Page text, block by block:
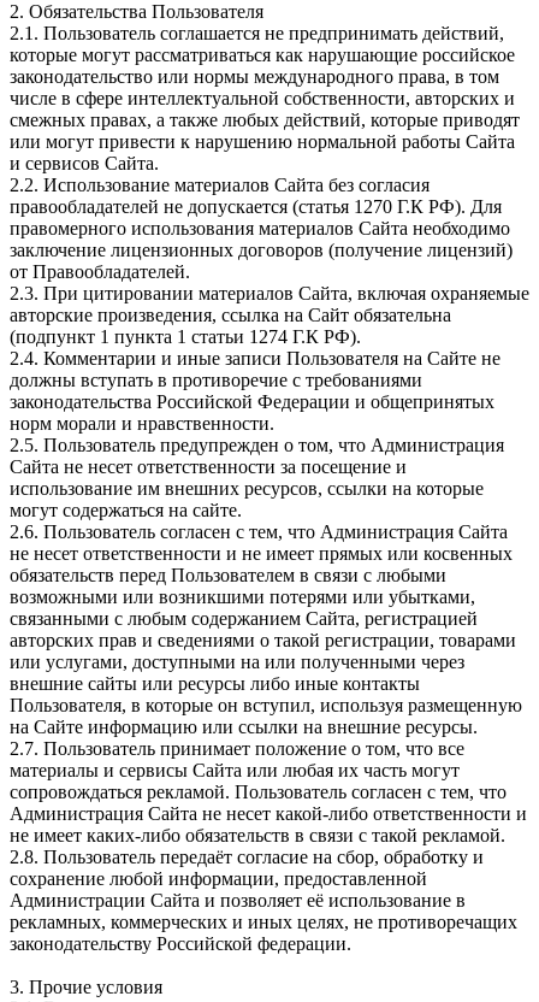
2. Обязательства Пользователя
2.1. Пользователь соглашается не предпринимать действий,
которые могут рассматриваться как нарушающие российское
законодательство или нормы международного права, в том
числе в сфере интеллектуальной собственности, авторских и
смежных правах, а также любых действий, которые приводят
или могут привести к нарушению нормальной работы Сайта
и сервисов Сайта.
2.2. Использование материалов Сайта без согласия
правообладателей не допускается (статья 1270 Г.К РФ). Для
правомерного использования материалов Сайта необходимо
заключение лицензионных договоров (получение лицензий)
от Правообладателей.
2.3. При цитировании материалов Сайта, включая охраняемые
авторские произведения, ссылка на Сайт обязательна
(подпункт 1 пункта 1 статьи 1274 Г.К РФ).
2.4. Комментарии и иные записи Пользователя на Сайте не
должны вступать в противоречие с требованиями
законодательства Российской Федерации и общепринятых
норм морали и нравственности.
2.5. Пользователь предупрежден о том, что Администрация
Сайта не несет ответственности за посещение и
использование им внешних ресурсов, ссылки на которые
могут содержаться на сайте.
2.6. Пользователь согласен с тем, что Администрация Сайта
не несет ответственности и не имеет прямых или косвенных
обязательств перед Пользователем в связи с любыми
возможными или возникшими потерями или убытками,
связанными с любым содержанием Сайта, регистрацией
авторских прав и сведениями о такой регистрации, товарами
или услугами, доступными на или полученными через
внешние сайты или ресурсы либо иные контакты
Пользователя, в которые он вступил, используя размещенную
на Сайте информацию или ссылки на внешние ресурсы.
2.7. Пользователь принимает положение о том, что все
материалы и сервисы Сайта или любая их часть могут
сопровождаться рекламой. Пользователь согласен с тем, что
Администрация Сайта не несет какой-либо ответственности и
не имеет каких-либо обязательств в связи с такой рекламой.
2.8. Пользователь передаёт согласие на сбор, обработку и
сохранение любой информации, предоставленной
Администрации Сайта и позволяет её использование в
рекламных, коммерческих и иных целях, не противоречащих
законодательству Российской федерации.
3. Прочие условия